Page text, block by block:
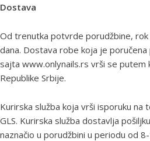
Dostava
Od trenutka potvrde porudžbine,
dana. Dostava robe koja je poručena
sajta www.onlynails.rs vrši se
Republike Srbije.
Kurirska služba koja vrši isporuku na
GLS. Kurirska služba dostavlja
naznačio u porudžbini u periodu od